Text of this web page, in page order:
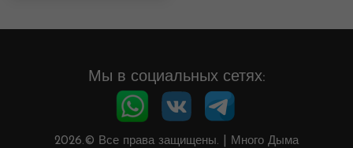
Мы в социальных сетях:
2026.© Все права защищены.
Много Дыма